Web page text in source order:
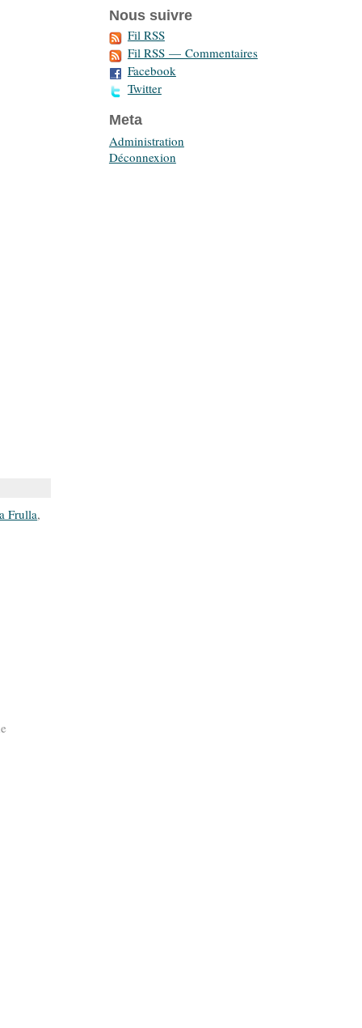
Frulla,
Nous suivre
Fil RSS
Fil RSS — Commentaires
Facebook
Twitter
Meta
Administration
Déconnexion